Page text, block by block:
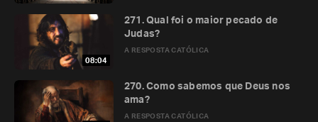
08:04
A RESPOSTA CATÓLICA
271. Qual foi o maior pecado de
Judas?
A RESPOSTA CATÓLICA
270. Como sabemos que Deus nos
ama?